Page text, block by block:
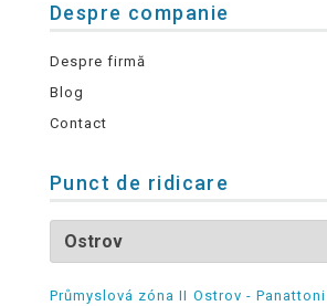
Despre companie
Despre firmă
Blog
Contact
Punct de ridicare
Průmyslová zóna II Ostrov -